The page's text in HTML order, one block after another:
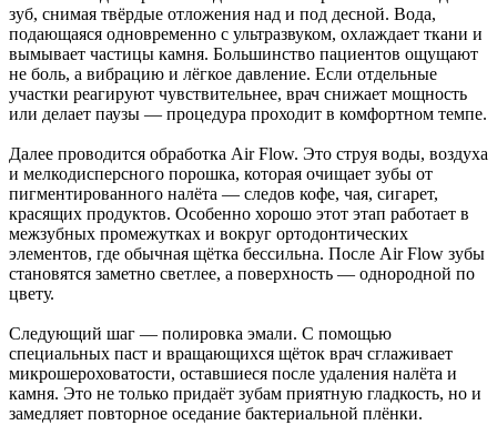
зуб, снимая твёрдые отложения над и под десной. Вода,
подающаяся одновременно с ультразвуком, охлаждает ткани и
вымывает частицы камня. Большинство пациентов ощущают
не боль, а вибрацию и лёгкое давление. Если отдельные
участки реагируют чувствительнее, врач снижает мощность
или делает паузы — процедура проходит в комфортном темпе.
Далее проводится обработка Air Flow. Это струя воды, воздуха
и мелкодисперсного порошка, которая очищает зубы от
пигментированного налёта — следов кофе, чая, сигарет,
красящих продуктов. Особенно хорошо этот этап работает в
межзубных промежутках и вокруг ортодонтических
элементов, где обычная щётка бессильна. После Air Flow зубы
становятся заметно светлее, а поверхность — однородной по
цвету.
Следующий шаг — полировка эмали. С помощью
специальных паст и вращающихся щёток врач сглаживает
микрошероховатости, оставшиеся после удаления налёта и
камня. Это не только придаёт зубам приятную гладкость, но и
замедляет повторное оседание бактериальной плёнки.